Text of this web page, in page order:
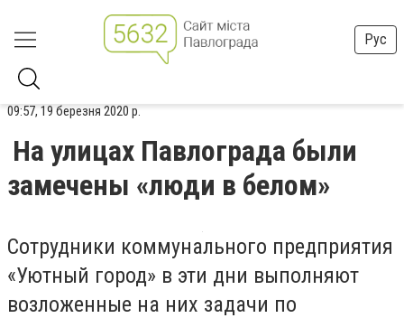
Рус
09:57, 19 березня 2020 р.
На улицах Павлограда были
замечены «люди в белом»
Сотрудники коммунального предприятия
«Уютный город» в эти дни выполняют
возложенные на них задачи по